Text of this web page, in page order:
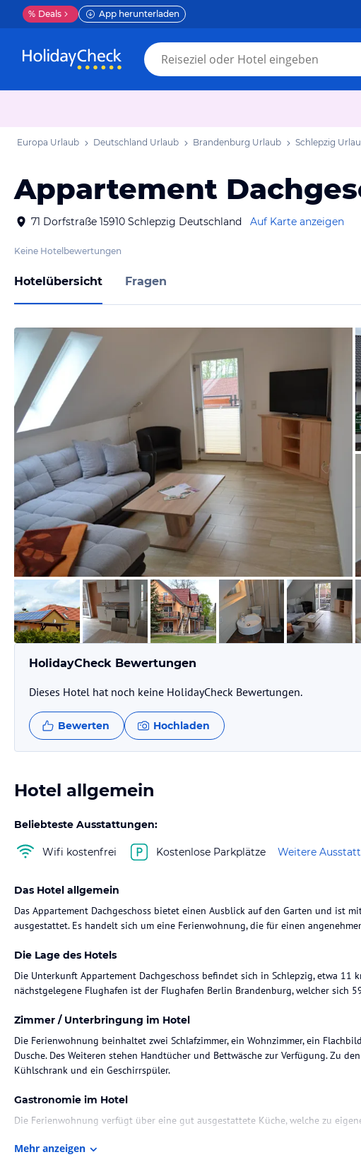
% Deals App herunterladen
Europa Urlaub Deutschland Urlaub Brandenburg Urlaub Schlepzig
Appartement
71 Dorfstraße 15910 Schlepzig Deutschland Auf Karte anzeigen
Keine Hotelbewertungen
Hotelübersicht Fragen
von Booking.com
HolidayCheck Bewertungen
Dieses Hotel hat noch keine HolidayCheck Bewertungen.
Bewerten Hochladen
Hotel allgemein
Beliebteste Ausstattungen:
Wifi kostenfrei Kostenlose Parkplätze Weitere
Das Hotel allgemein
Das Appartement Dachgeschoss bietet einen Ausblick auf den Garten und ist
ausgestattet. Es handelt sich um eine Ferienwohnung, die für einen
Die Lage des Hotels
Die Unterkunft Appartement Dachgeschoss befindet sich in Schlepzig, etwa 11
nächstgelegene Flughafen ist der Flughafen Berlin Brandenburg, welcher sich
Zimmer / Unterbringung im Hotel
Die Ferienwohnung beinhaltet zwei Schlafzimmer, ein Wohnzimmer, ein
Dusche. Des Weiteren stehen Handtücher und Bettwäsche zur Verfügung. Zu
Kühlschrank und ein Geschirrspüler.
Gastronomie im Hotel
Die Ferienwohnung verfügt über eine gut ausgestattete Küche, welche zu
Mehr anzeigen